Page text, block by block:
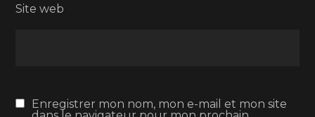
Site web
Enregistrer mon nom, mon e-mail et mon site